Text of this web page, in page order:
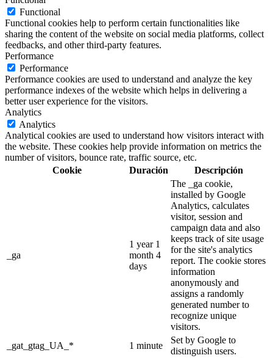
Functional
Functional cookies help to perform certain functionalities like
sharing the content of the website on social media platforms, collect
feedbacks, and other third-party features.
Performance
Performance
Performance cookies are used to understand and analyze the key
performance indexes of the website which helps in delivering a
better user experience for the visitors.
Analytics
Analytics
Analytical cookies are used to understand how visitors interact with
the website. These cookies help provide information on metrics the
number of visitors, bounce rate, traffic source, etc.
Cookie
Duración Descripción
_ga
1 year 1
month 4
days
The _ga cookie,
installed by Google
Analytics, calculates
visitor, session and
campaign data and also
keeps track of site usage
for the site's analytics
report. The cookie stores
information
anonymously and
assigns a randomly
generated number to
recognize unique
visitors.
_gat_gtag_UA_*
1 minute
Set by Google to
distinguish users.